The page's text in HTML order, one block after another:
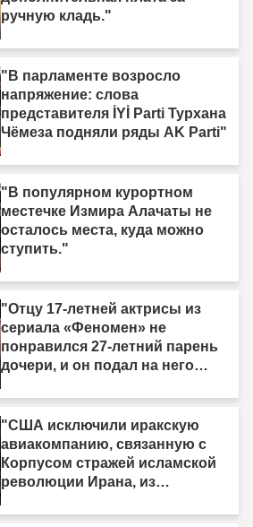
ручную кладь."
"В парламенте возросло
напряжение: слова
представителя İYİ Parti Турхана
Чёмеза подняли ряды AK Parti"
"В популярном курортном
местечке Измира Алачаты не
осталось места, куда можно
ступить."
"Отцу 17-летней актрисы из
сериала «Феномен» не
понравился 27-летний парень
дочери, и он подал на него
"США исключили иракскую
авиакомпанию, связанную с
Корпусом стражей исламской
революции Ирана, из